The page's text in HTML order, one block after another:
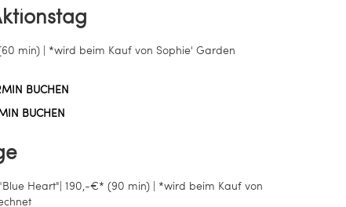
min) | *wird beim Kauf von Sophie' Garden
BUCHEN
BUCHEN
Heart"| 190,-€* (90 min) | *wird beim Kauf von